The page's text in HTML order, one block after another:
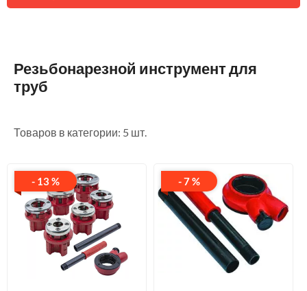
Резьбонарезной инструмент для
труб
Товаров в категории: 5 шт.
- 13 % - 7 %